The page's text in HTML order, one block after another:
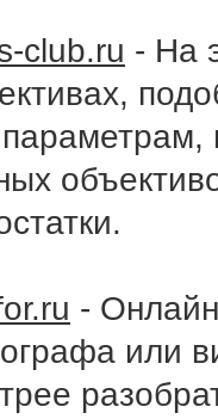
club.ru - На
-
или